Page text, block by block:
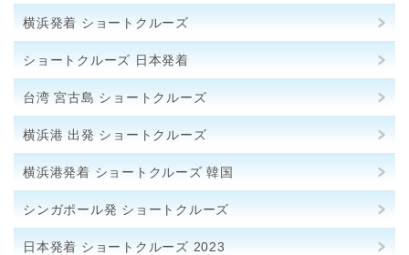
横浜発着 ショートクルーズ
ショートクルーズ 日本発着
台湾 宮古島 ショートクルーズ
横浜港 出発 ショートクルーズ
横浜港発着 ショートクルーズ 韓国
シンガポール発 ショートクルーズ
日本発着 ショートクルーズ 2023